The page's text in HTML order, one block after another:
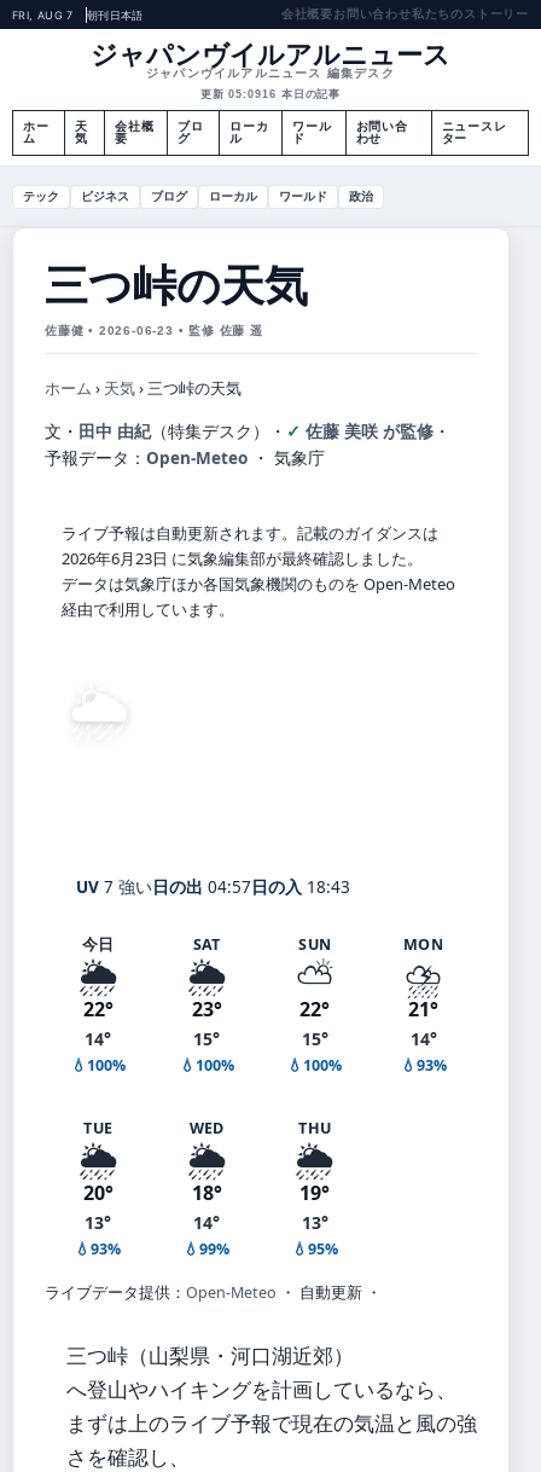
FRI, AUG 7 朝刊日本語 会社概要お問い合わせ私たちのストーリー
ジャパンヴイルアルニュース
ジャパンヴイルアルニュース 編集デスク
更新 05:0916 本日の記事
ホー
ム
天
気
会社概
要
ブロ
グ
ローカ
ル
ワール
ド
お問い合
わせ
ニュースレ
ター
テック ビジネス ブログ ローカル ワールド 政治
三つ峠の天気
佐藤健 • 2026-06-23 • 監修 佐藤 遥
ホーム › 天気›三つ峠の天気
文・ 田中 由紀（特集デスク） ・ 佐藤 美咲 が監修 ・
予報データ： Open-Meteo ・ 気象庁
ライブ予報は自動更新されます。記載のガイダンスは
2026年6月23日 に気象編集部が最終確認しました。
データは気象庁ほか各国気象機関のものを Open-Meteo
経由で利用しています。
🌦️
UV 7 強い日の出 04:57日の入 18:43
今日
🌦️
22°
14°
💧100%
SAT
🌦️
23°
15°
💧100%
SUN
⛅
22°
15°
💧100%
MON
⛈️
21°
14°
💧93%
TUE
🌦️
20°
13°
💧93%
WED
🌦️
18°
14°
💧99%
THU
🌦️
19°
13°
💧95%
ライブデータ提供： Open-Meteo ・ 自動更新 ・
三つ峠（山梨県・河口湖近郊）
へ登山やハイキングを計画しているなら、
まずは上のライブ予報で現在の気温と風の強
さを確認し、